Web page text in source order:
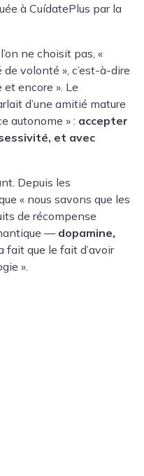
à CuídatePlus par la
ne choisit pas, «
volonté », c’est-à-dire
encore ». Le
d’une amitié mature
autonome » : accepter
et avec
Depuis les
« nous savons que les
de récompense
— dopamine,
fait que le fait d’avoir
».